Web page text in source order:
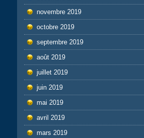
novembre 2019
octobre 2019
septembre 2019
août 2019
juillet 2019
juin 2019
mai 2019
avril 2019
mars 2019